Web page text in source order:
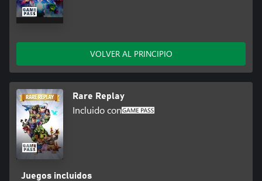
VOLVER AL PRINCIPIO
Rare Replay
Incluido con
Juegos incluidos